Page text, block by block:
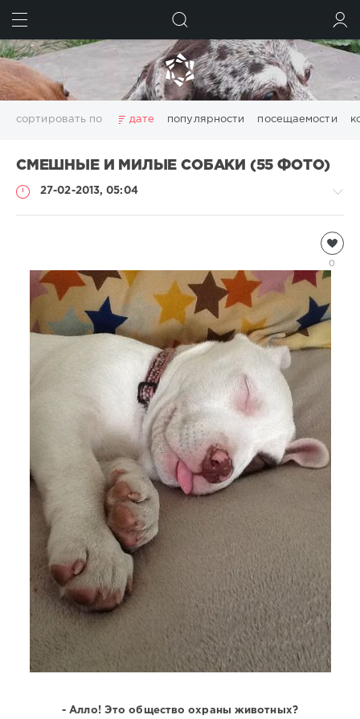
сортировать по дате популярности посещаемости
СМЕШНЫЕ И МИЛЫЕ СОБАКИ (55 ФОТО)
27-02-2013, 05:04
8
915
0
- Алло! Это общество охраны животных?